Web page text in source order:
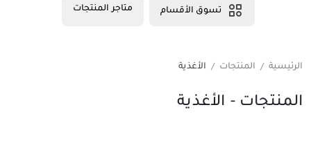
تسوق الأقسام متاجر المنتجات
الرئيسية / المنتجات / الأغذية
المنتجات - الأغذية